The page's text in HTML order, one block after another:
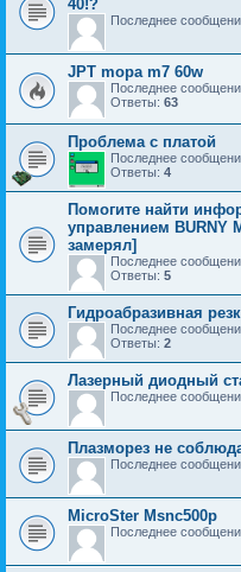
40!?
Последнее
JPT mopa m7 60w
Последнее
Ответы: 63
Проблема с платой
Последнее
Ответы: 4
Помогите найти
управлением BURNY
замерял]
Последнее
Ответы: 5
Гидроабразивная
Последнее
Ответы: 2
Лазерный диодный
Последнее
Плазморез не
Последнее
MicroSter Msnc500p
Последнее